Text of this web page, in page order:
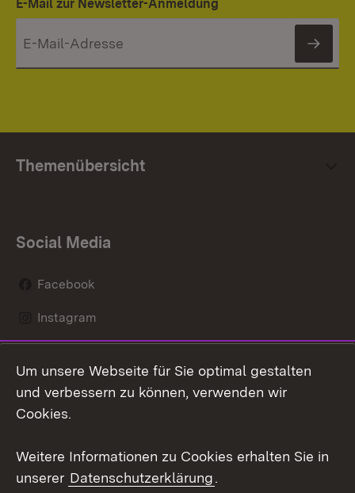
E-Mail zur Newsletter-Anmeldung
Themenübersicht
Social Media
Facebook
Instagram
Social Wall
Youtube
Kontakt
Datenschutz
Um unsere Webseite für Sie optimal gestalten
und verbessern zu können, verwenden wir
Cookies.
Weitere Informationen zu Cookies erhalten Sie in
unserer Datenschutzerklärung.